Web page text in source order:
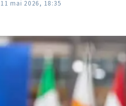
11 mai 2026, 18:35